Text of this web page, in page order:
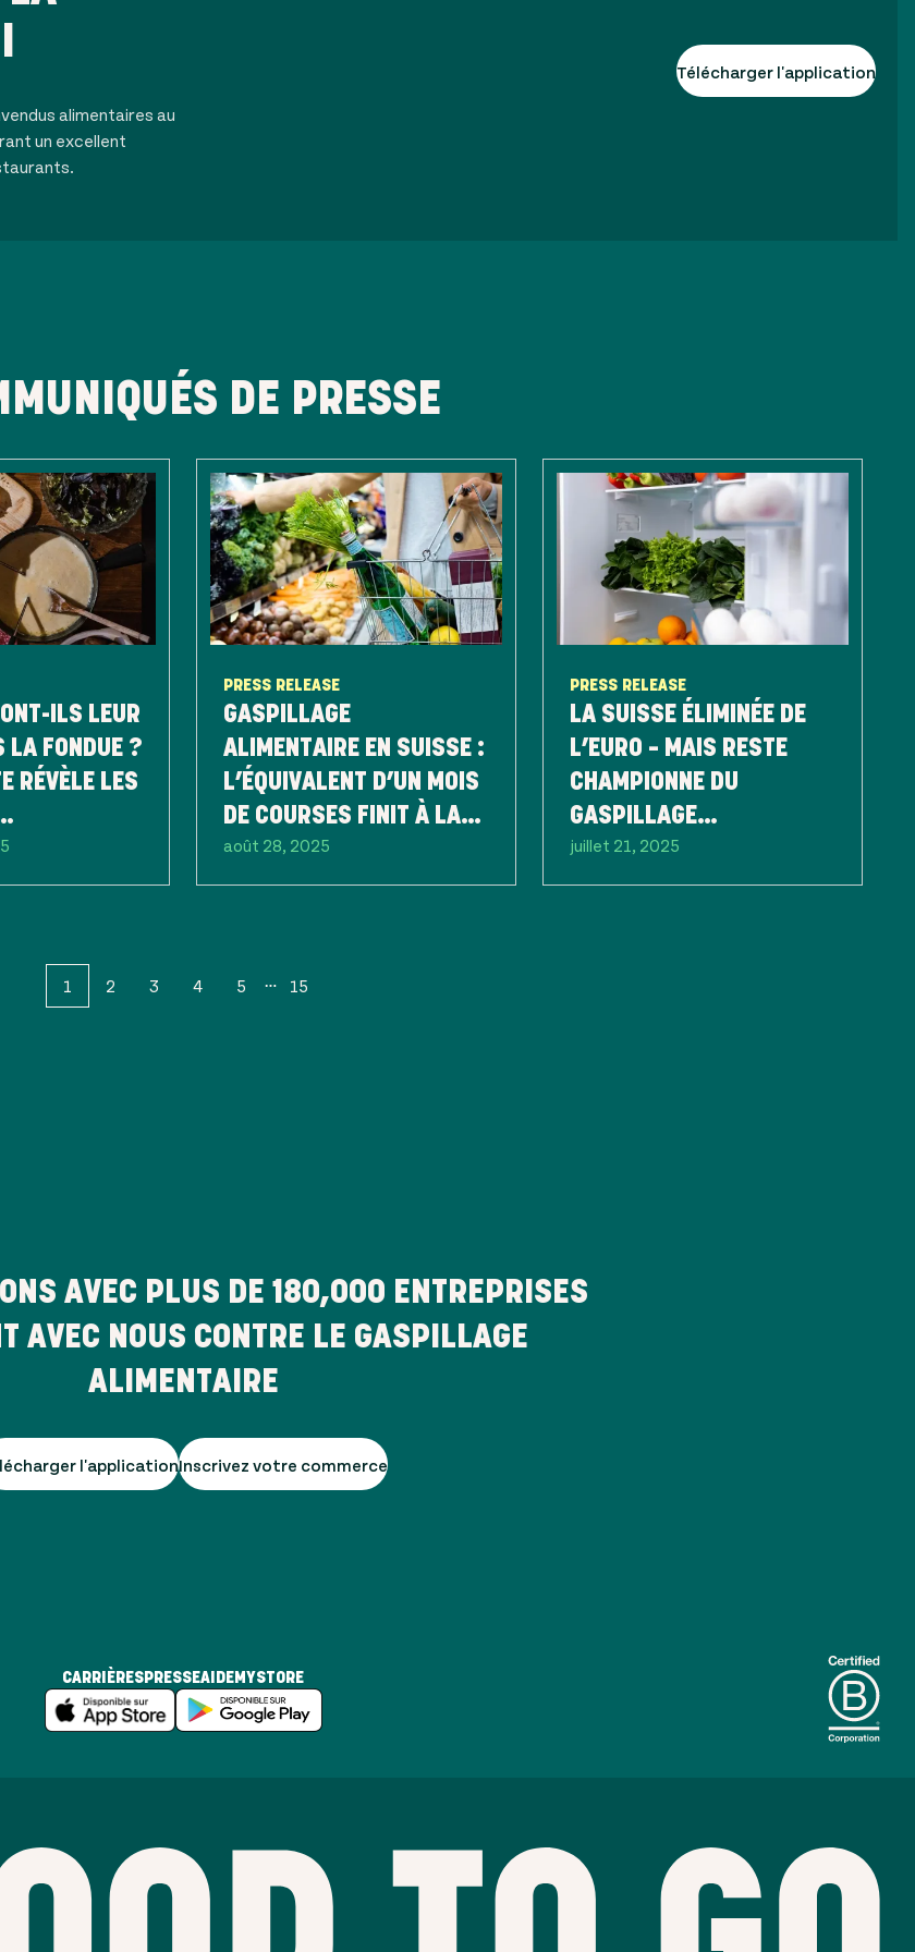
alimentaires au
un excellent
Télécharger l'application
DE PRESSE
ILS LEUR
LA FONDUE ?
RÉVÈLE LES
DES
PRESS RELEASE
GASPILLAGE
ALIMENTAIRE EN SUISSE :
L’ÉQUIVALENT D’UN MOIS
DE COURSES FINIT À LA
POUBELLE CHAQUE ANNÉE
août 28, 2025
PRESS RELEASE
LA SUISSE ÉLIMINÉE DE
L’EURO – MAIS RESTE
CHAMPIONNE DU
GASPILLAGE
ALIMENTAIRE
juillet 21, 2025
1 2 3 4 5 15
AVEC PLUS DE 180,000 ENTREPRISES
AVEC NOUS CONTRE LE GASPILLAGE
ALIMENTAIRE
l'applicationInscrivez votre commerce
CARRIÈRES PRESSEAIDE MYSTORE